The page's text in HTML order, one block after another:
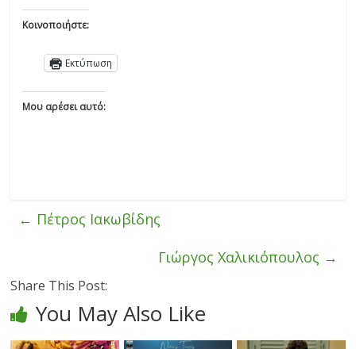
Κοινοποιήστε:
Εκτύπωση
Μου αρέσει αυτό:
← Πέτρος Ιακωβίδης
Γιώργος Χαλικιόπουλος →
Share This Post:
You May Also Like